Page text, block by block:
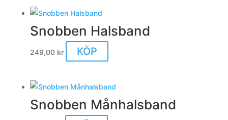
Snobben Halsband
249,00 kr KÖP
Snobben Månhalsband